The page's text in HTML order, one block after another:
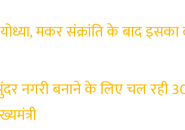
मकर संक्रांति के बाद
नगरी बनाने के लिए चल रही